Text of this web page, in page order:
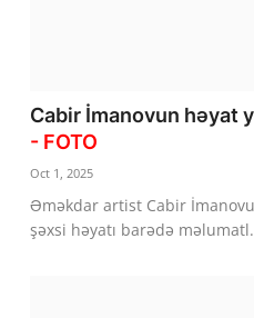
Cabir İmanovun həyat
- FOTO
Oct 1, 2025
Əməkdar artist Cabir
şəxsi həyatı barədə